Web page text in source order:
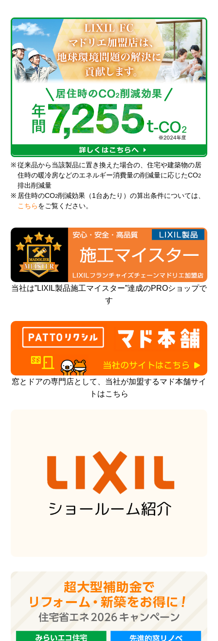
※ 従来品から当該製品に置き換えた場合の、住宅や建築物の居
住時の暖冷房などのエネルギー消費量の削減量に応じたCO2
排出削減量
※ 居住時のCO2削減効果（1台あたり）の算出条件については、
こちら をご覧ください。
当社は”LIXIL製品施工マイスター”達成のPROショップで
す
窓とドアの専門店として、当社が加盟するマド本舗サイ
トはこちら